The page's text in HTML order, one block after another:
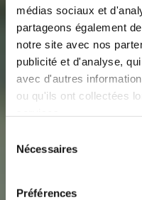
médias sociaux et
partageons également
notre site avec nos
publicité et d'analyse,
avec d'autres
ou qu'ils ont collectées
Nécessaires
Préférences